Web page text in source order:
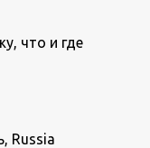
что и где
Russia